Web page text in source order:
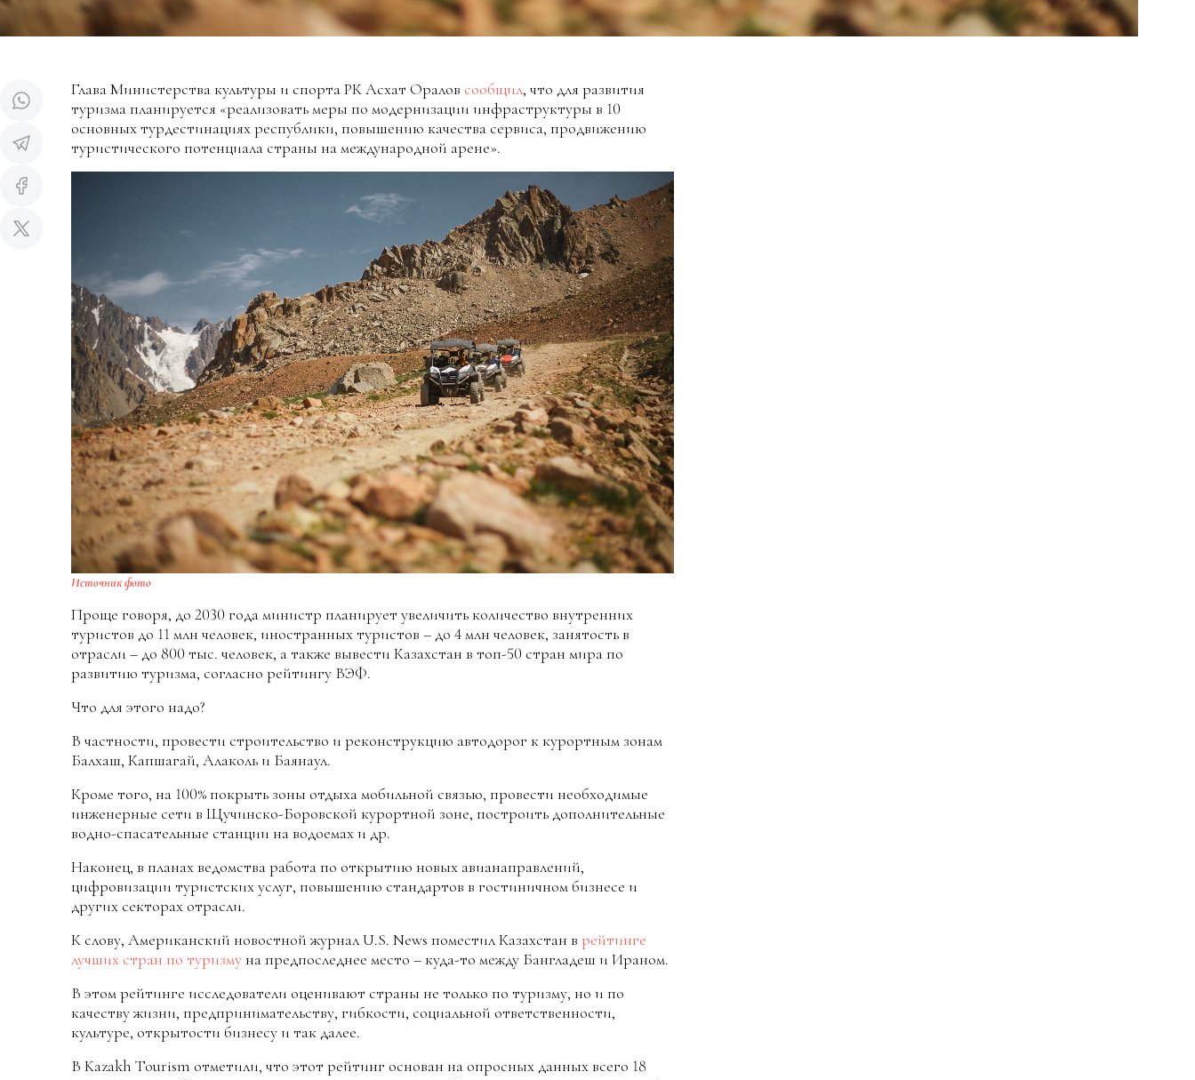
Глава Министерства культуры и спорта РК Асхат Оралов сообщил, что для развития
туризма планируется «реализовать меры по модернизации инфраструктуры в 10
основных турдестинациях республики, повышению качества сервиса, продвижению
туристического потенциала страны на международной арене».
Источник фото
Проще говоря, до 2030 года министр планирует увеличить количество внутренних
туристов до 11 млн человек, иностранных туристов – до 4 млн человек, занятость в
отрасли – до 800 тыс. человек, а также вывести Казахстан в топ-50 стран мира по
развитию туризма, согласно рейтингу ВЭФ.
Что для этого надо?
В частности, провести строительство и реконструкцию автодорог к курортным зонам
Балхаш, Капшагай, Алаколь и Баянаул.
Кроме того, на 100% покрыть зоны отдыха мобильной связью, провести необходимые
инженерные сети в Щучинско-Боровской курортной зоне, построить дополнительные
водно-спасательные станции на водоемах и др.
Наконец, в планах ведомства работа по открытию новых авианаправлений,
цифровизации туристских услуг, повышению стандартов в гостиничном бизнесе и
других секторах отрасли.
К слову, Американский новостной журнал U.S. News поместил Казахстан в рейтинге
лучших стран по туризму на предпоследнее место – куда-то между Бангладеш и Ираном.
В этом рейтинге исследователи оценивают страны не только по туризму, но и по
качеству жизни, предпринимательству, гибкости, социальной ответственности,
культуре, открытости бизнесу и так далее.
В Kazakh Tourism отметили, что этот рейтинг основан на опросных данных всего 18